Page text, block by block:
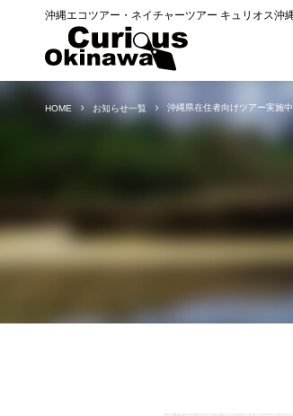
沖縄エコツアー・ネイチャーツアー キュリオス沖
HOME お知らせ一覧 沖縄県在住者向けツアー実施